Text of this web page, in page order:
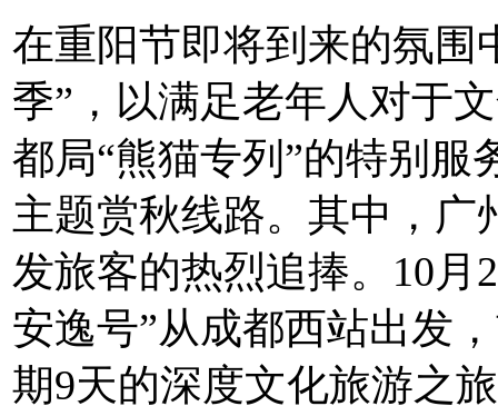
在重阳节即将到来的氛围
季”，以满足老年人对于
都局“熊猫专列”的特别服
主题赏秋线路。其中，广
发旅客的热烈追捧。10月
安逸号”从成都西站出发
期9天的深度文化旅游之